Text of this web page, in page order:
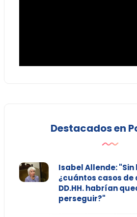
Destacados en
Isabel Allende:
¿cuántos casos de
DD.HH. habrían
perseguir?"